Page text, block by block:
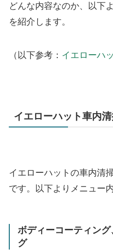
どんな内容なのか、以下
を紹介します。
（以下参考： イエローハ
イエローハット車内
イエローハットの車内清
です。以下よりメニュー
ボディーコーティン
グ